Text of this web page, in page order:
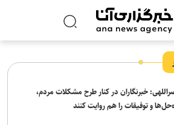
خبرنگاران در کنار طرح مشکلات مردم،
و توفیقات را هم روایت کنند